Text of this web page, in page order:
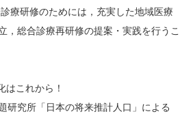
療研修のためには，充実した地域医療
，総合診療再研修の提案・実践を行うこ
これから！
研究所「日本の将来推計人口」による